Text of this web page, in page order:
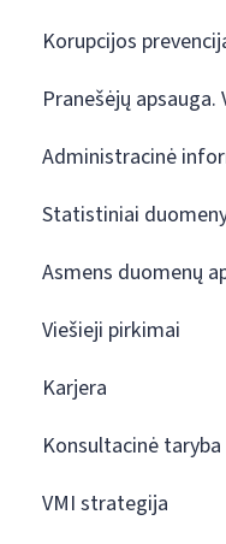
Korupcijos
Pranešėjų apsauga.
Administracinė
Statistiniai
Asmens duomenų
Viešieji pirkimai
Karjera
Konsultacinė taryba
VMI strategija